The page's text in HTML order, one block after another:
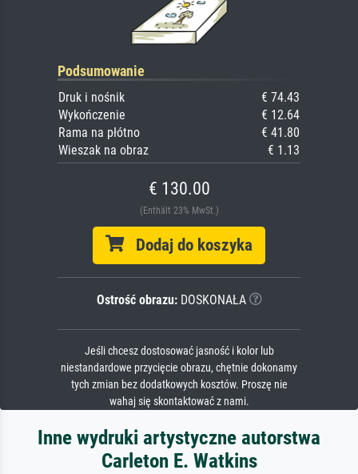
Podsumowanie
Druk i nośnik
€ 74.43
Wykończenie
€ 12.64
Rama na płótno
€ 41.80
Wieszak na obraz
€ 1.13
€ 130.00
(Enthält 23% MwSt.)
Dodaj do koszyka
Ostrość obrazu:DOSKONAŁA
Jeśli chcesz dostosować jasność i kolor lub
niestandardowe przycięcie obrazu, chętnie dokonamy
tych zmian bez dodatkowych kosztów. Proszę nie
wahaj się skontaktować z nami.
Inne wydruki artystyczne autorstwa
Carleton E. Watkins